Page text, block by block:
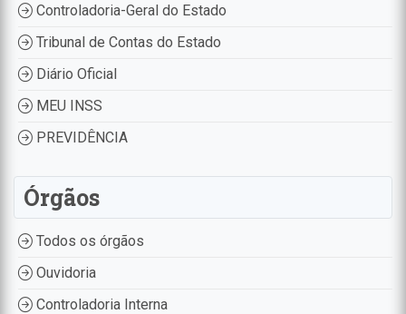
Controladoria-Geral do Estado
Tribunal de Contas do Estado
Diário Oficial
MEU INSS
PREVIDÊNCIA
Órgãos
Todos os órgãos
Ouvidoria
Controladoria Interna